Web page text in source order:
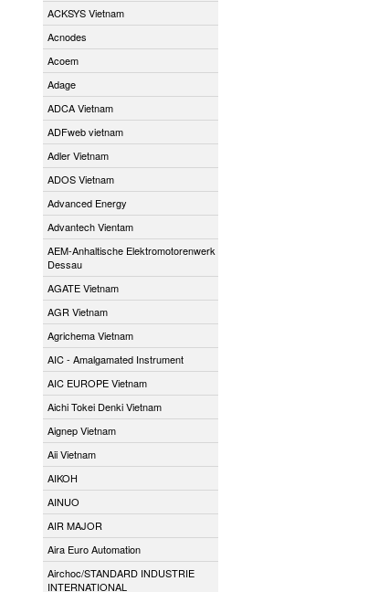
ACKSYS Vietnam
Acnodes
Acoem
Adage
ADCA Vietnam
ADFweb vietnam
Adler Vietnam
ADOS Vietnam
Advanced Energy
Advantech Vientam
AEM-Anhaltische Elektromotorenwerk
Dessau
AGATE Vietnam
AGR Vietnam
Agrichema Vietnam
AIC - Amalgamated Instrument
AIC EUROPE Vietnam
Aichi Tokei Denki Vietnam
Aignep Vietnam
Aii Vietnam
AIKOH
AINUO
AIR MAJOR
Aira Euro Automation
Airchoc/STANDARD INDUSTRIE
INTERNATIONAL